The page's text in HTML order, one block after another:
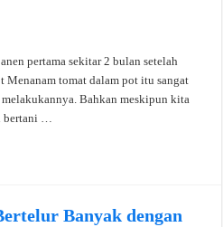
pertama sekitar 2 bulan setelah
Menanam tomat dalam pot itu sangat
Bahkan meskipun kita
bertani …
Banyak dengan